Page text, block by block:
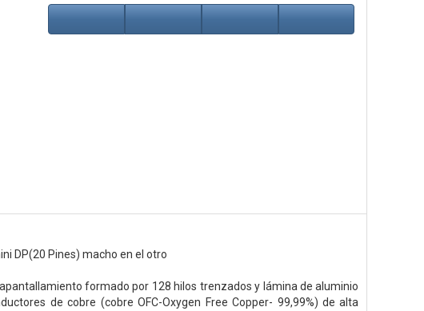
DP(20 Pines) macho en el otro
formado por 128 hilos trenzados y lámina de aluminio
de cobre (cobre OFC-Oxygen Free Copper- 99,99%) de alta